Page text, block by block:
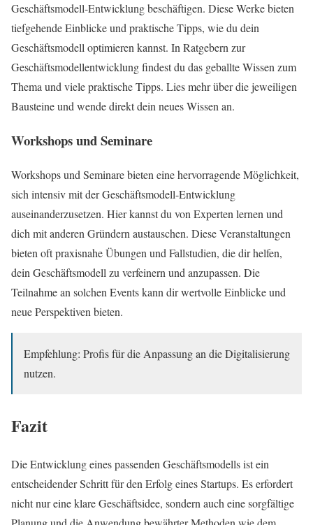
Geschäftsmodell-Entwicklung beschäftigen. Diese Werke bieten
tiefgehende Einblicke und praktische Tipps, wie du dein
Geschäftsmodell optimieren kannst. In Ratgebern zur
Geschäftsmodellentwicklung findest du das geballte Wissen zum
Thema und viele praktische Tipps. Lies mehr über die jeweiligen
Bausteine und wende direkt dein neues Wissen an.
Workshops und Seminare
Workshops und Seminare bieten eine hervorragende Möglichkeit,
sich intensiv mit der Geschäftsmodell-Entwicklung
auseinanderzusetzen. Hier kannst du von Experten lernen und
dich mit anderen Gründern austauschen. Diese Veranstaltungen
bieten oft praxisnahe Übungen und Fallstudien, die dir helfen,
dein Geschäftsmodell zu verfeinern und anzupassen. Die
Teilnahme an solchen Events kann dir wertvolle Einblicke und
neue Perspektiven bieten.
Empfehlung: Profis für die Anpassung an die Digitalisierung
nutzen.
Fazit
Die Entwicklung eines passenden Geschäftsmodells ist ein
entscheidender Schritt für den Erfolg eines Startups. Es erfordert
nicht nur eine klare Geschäftsidee, sondern auch eine sorgfältige